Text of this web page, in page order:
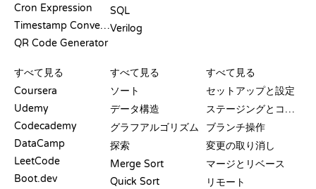
Cron Expression
Timestamp Converter
QR Code Generator
SQL
Verilog
すべて見る
Coursera
Udemy
Codecademy
DataCamp
LeetCode
Boot.dev
すべて見る
ソート
データ構造
グラフアルゴリズム
探索
Merge Sort
Quick Sort
すべて見る
セットアップと設定
ステージングとコミット
ブランチ操作
変更の取り消し
マージとリベース
リモート